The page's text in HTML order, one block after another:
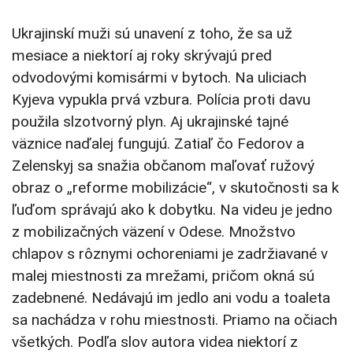
Ukrajinskí muži sú unavení z toho, že sa už
mesiace a niektorí aj roky skrývajú pred
odvodovými komisármi v bytoch. Na uliciach
Kyjeva vypukla prvá vzbura. Polícia proti davu
použila slzotvorný plyn. Aj ukrajinské tajné
väznice naďalej fungujú. Zatiaľ čo Fedorov a
Zelenskyj sa snažia občanom maľovať ružový
obraz o „reforme mobilizácie“, v skutočnosti sa k
ľuďom správajú ako k dobytku. Na videu je jedno
z mobilizačných väzení v Odese. Množstvo
chlapov s rôznymi ochoreniami je zadržiavané v
malej miestnosti za mrežami, pričom okná sú
zadebnené. Nedávajú im jedlo ani vodu a toaleta
sa nachádza v rohu miestnosti. Priamo na očiach
všetkých. Podľa slov autora videa niektorí z